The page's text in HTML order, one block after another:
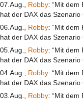
07.Aug., Robby: “Mit dem
hat der DAX das
06.Aug., Robby: “Mit dem
hat der DAX das
05.Aug., Robby: “Mit dem
hat der DAX das
04.Aug., Robby: “Mit dem
hat der DAX das
03.Aug., Robby: “Mit dem